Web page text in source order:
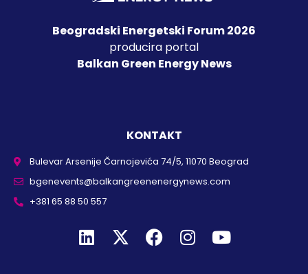
Beogradski Energetski Forum 2026
producira portal
Balkan Green Energy News
KONTAKT
Bulevar Arsenije Čarnojevića 74/5, 11070 Beograd
bgenevents@balkangreenenergynews.com
+381 65 88 50 557